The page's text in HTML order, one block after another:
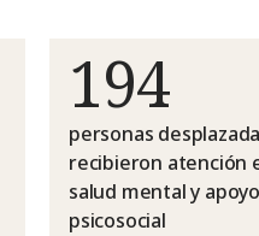
194
personas
recibieron atención
salud mental y
psicosocial